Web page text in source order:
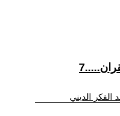
الفكر الديني